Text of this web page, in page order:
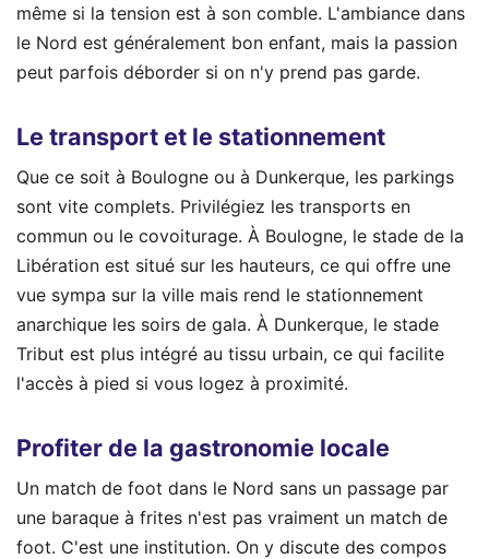
même si la tension est à son comble. L'ambiance dans
le Nord est généralement bon enfant, mais la passion
peut parfois déborder si on n'y prend pas garde.
Le transport et le stationnement
Que ce soit à Boulogne ou à Dunkerque, les parkings
sont vite complets. Privilégiez les transports en
commun ou le covoiturage. À Boulogne, le stade de la
Libération est situé sur les hauteurs, ce qui offre une
vue sympa sur la ville mais rend le stationnement
anarchique les soirs de gala. À Dunkerque, le stade
Tribut est plus intégré au tissu urbain, ce qui facilite
l'accès à pied si vous logez à proximité.
Profiter de la gastronomie locale
Un match de foot dans le Nord sans un passage par
une baraque à frites n'est pas vraiment un match de
foot. C'est une institution. On y discute des compos